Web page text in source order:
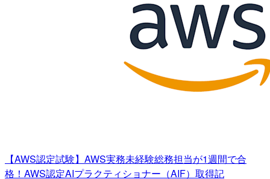
【AWS認定試験】AWS実務未経験総務担当が1週間で合
格！AWS認定AIプラクティショナー（AIF）取得記